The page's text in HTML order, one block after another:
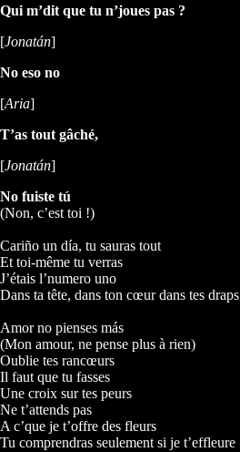
Qui m’dit que tu n’joues pas ?
[Jonatán]
No eso no
[Aria]
T’as tout gâché,
[Jonatán]
No fuiste tú
(Non, c’est toi !)
Cariño un día, tu sauras tout
Et toi-même tu verras
J’étais l’numero uno
Dans ta tête, dans ton cœur dans tes draps
Amor no pienses más
(Mon amour, ne pense plus à rien)
Oublie tes rancœurs
Il faut que tu fasses
Une croix sur tes peurs
Ne t’attends pas
A c’que je t’offre des fleurs
Tu comprendras seulement si je t’effleure